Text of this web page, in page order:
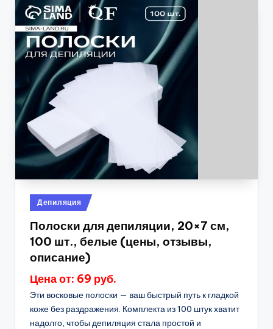
Опубликовано
в
Депиляция
Полоски для депиляции, 20×7 см,
100 шт., белые (цены, отзывы,
описание)
Цена от: 69 руб.
Эти восковые полоски — ваш быстрый путь к гладкой
коже без раздражения. Комплекта из 100 штук хватит
надолго, чтобы депиляция стала простой и